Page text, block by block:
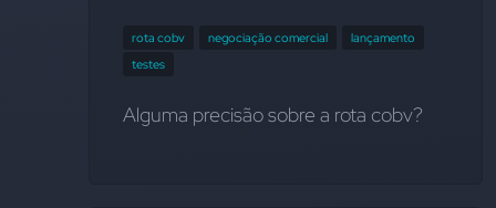
rota cobv negociação comercial
lançamento
testes
Alguma precisão sobre a rota cobv?